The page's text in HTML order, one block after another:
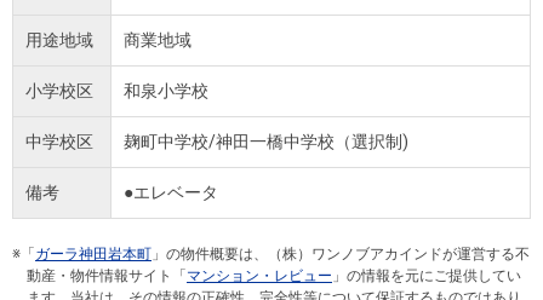
用途地域 商業地域
小学校区 和泉小学校
中学校区 麹町中学校/神田一橋中学校（選択制)
備考 ●エレベータ
※「 ガーラ神田岩本町 」の物件概要は、（株）ワンノブアカインドが運営する不
動産・物件情報サイト「 マンション・レビュー 」の情報を元にご提供してい